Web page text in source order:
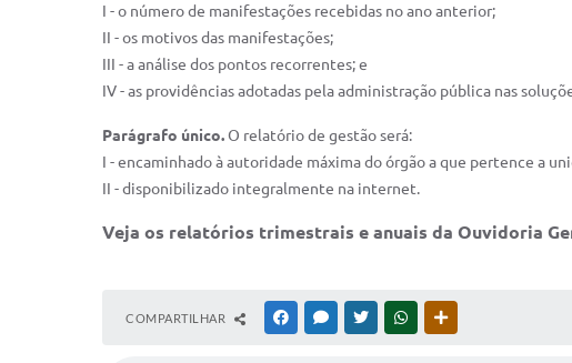
I - o número de manifestações recebidas no ano anterior;
II - os motivos das manifestações;
III - a análise dos pontos recorrentes; e
IV - as providências adotadas pela administração pública nas
Parágrafo único.O relatório de gestão será:
I - encaminhado à autoridade máxima do órgão a que pertence a
II - disponibilizado integralmente na internet.
Veja os relatórios trimestrais e anuais da Ouvidoria
COMPARTILHAR FACEBOOKMESSENGER
TWITTERWHATSAPP